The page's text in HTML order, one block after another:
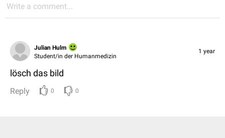
Write a comment...
Julian Hulm
Student/in der Humanmedizin
1 year
lösch das bild
Reply 0 0